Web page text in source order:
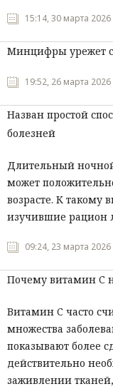
15:14, 30 марта 2026
Минцифры урежет
19:52, 26 марта 2026
Назван простой
болезней
Длительный
может
возрасте. К такому
изучившие рацион
09:24, 23 марта 2026
Почему витамин C
Витамин C часто
множества
показывают более
действительно
заживлении